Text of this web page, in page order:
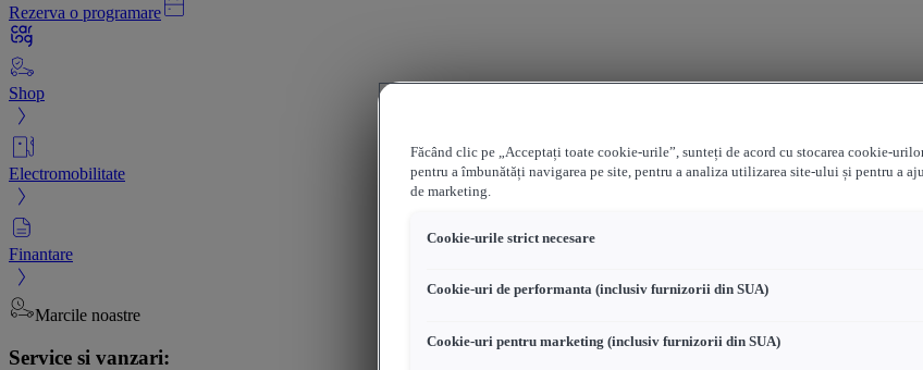
Rezerva o programare
Shop
Electromobilitate
Finantare
Marcile noastre
Service si vanzari:
Făcând clic pe „Acceptați toate cookie-urile”, sunteți de acord cu stocarea cookie-
pentru a îmbunătăți navigarea pe site, pentru a analiza utilizarea site-ului și pentru a
de marketing.
Cookie-urile strict necesare
Cookie-uri de performanta (inclusiv furnizorii din SUA)
Cookie-uri pentru marketing (inclusiv furnizorii din SUA)